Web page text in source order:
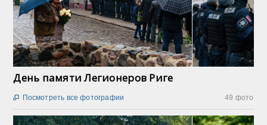
День памяти Легионеров Риге
49 фото
 Посмотреть все фотографии